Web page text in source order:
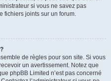
si vous ne savez pas
fichiers joints sur un forum.
de règles pour son site. Si vous
un avertissement. Notez que
phpBB Limited n’est pas concerné